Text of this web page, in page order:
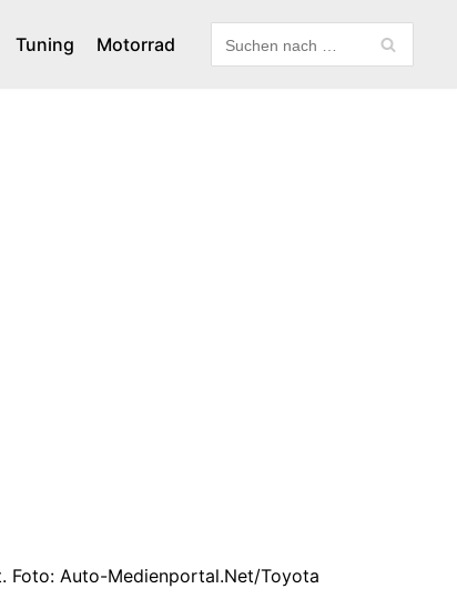
Tuning Motorrad
Foto: Auto-Medienportal.Net/Toyota